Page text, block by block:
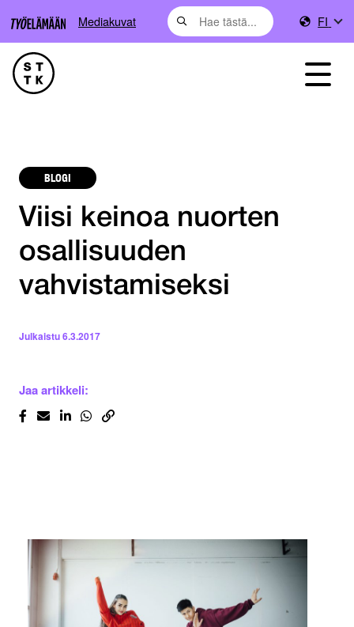
Mediakuvat FI
BLOGI
Viisi keinoa nuorten
osallisuuden
vahvistamiseksi
Julkaistu6.3.2017
Jaa artikkeli: